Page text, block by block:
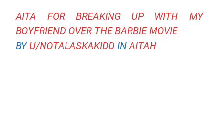
AITA FOR BREAKING UP WITH MY
BOYFRIEND OVER THE BARBIE MOVIE
BY U/NOTALASKAKIDD INAITAH